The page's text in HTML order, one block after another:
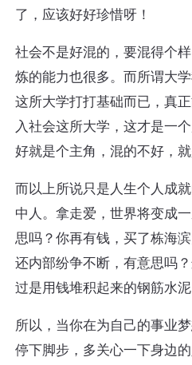
了，应该好好珍惜呀！
社会不是好混的，要混得个
炼的能力也很多。而所谓大
这所大学打打基础而已，真
入社会这所大学，这才是一
好就是个主角，混的不好，就
而以上所说只是人生个人成
中人。拿走爱，世界将变成
思吗？你再有钱，买了栋海
还内部纷争不断，有意思吗
过是用钱堆积起来的钢筋水泥
所以，当你在为自己的事业
停下脚步，多关心一下身边